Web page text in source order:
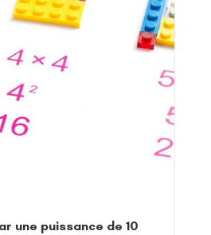
une puissance de 10